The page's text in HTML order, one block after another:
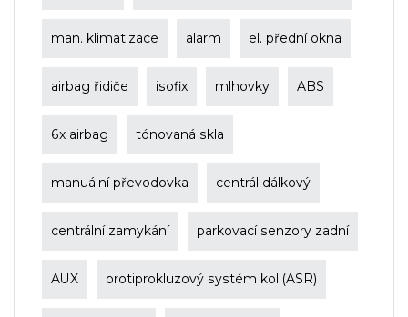
man. klimatizace alarm el. přední okna
airbag řidiče isofix mlhovky ABS
6x airbag tónovaná skla
manuální převodovka centrál dálkový
centrální zamykání parkovací senzory zadní
AUX protiprokluzový systém kol (ASR)